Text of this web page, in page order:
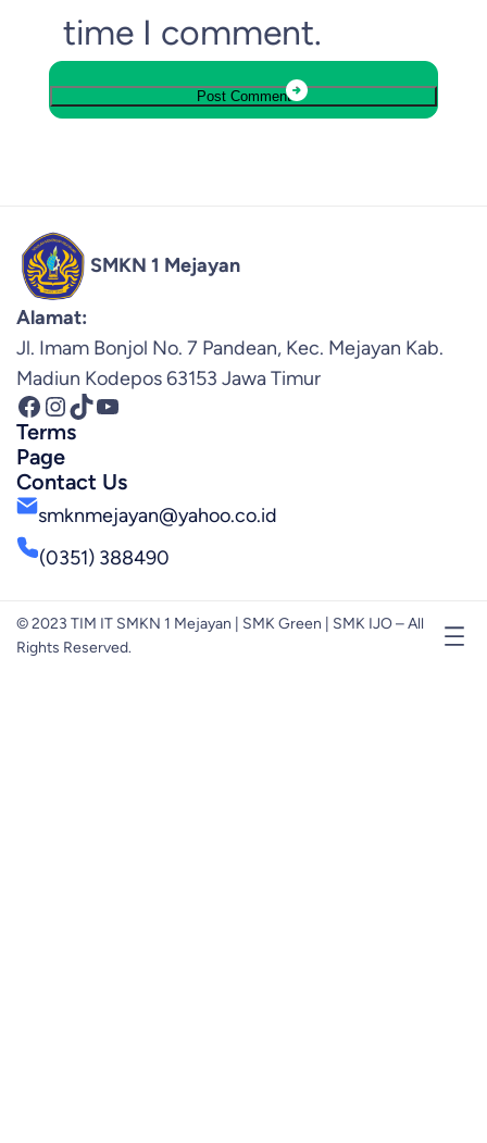
time I comment.
SMKN 1 Mejayan
Alamat:
Jl. Imam Bonjol No. 7 Pandean, Kec. Mejayan Kab.
Madiun Kodepos 63153 Jawa Timur
Facebook InstagramTikTok YouTube
Terms
Page
Contact Us
smknmejayan@yahoo.co.id
(0351) 388490
© 2023 TIM IT SMKN 1 Mejayan | SMK Green | SMK IJO – All
Rights Reserved.